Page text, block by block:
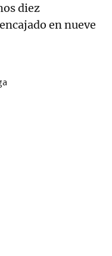
diez
en nueve